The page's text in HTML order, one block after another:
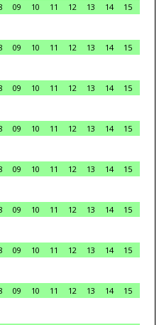
09 10 11 12 13 14
15
09 10 11 12 13 14
15
09 10 11 12 13 14
15
09 10 11 12 13 14
15
09 10 11 12 13 14
15
09 10 11 12 13 14
15
09 10 11 12 13 14
15
09 10 11 12 13 14
15